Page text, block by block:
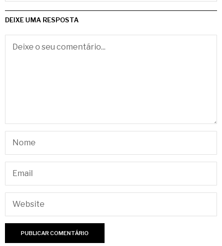
DEIXE UMA RESPOSTA